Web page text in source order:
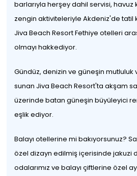
barlarıyla herşey dahil servisi, havuz
zengin aktiviteleriyle Akdeniz'de tatil
Jiva Beach Resort Fethiye otelleri
olmayı hakkediyor.
Gündüz, denizin ve güneşin mutluluk
sunan Jiva Beach Resort'ta akşam
üzerinde batan güneşin büyüleyici
eşlik ediyor.
Balayı otellerine mi bakıyorsunuz?
özel dizayn edilmiş içerisinde jakuzi
odalarımız ve balayı çiftlerine özel